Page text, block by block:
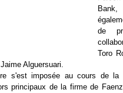
de
Toro
Alguersuari.
s'est imposée au cours de la
principaux de la firme de